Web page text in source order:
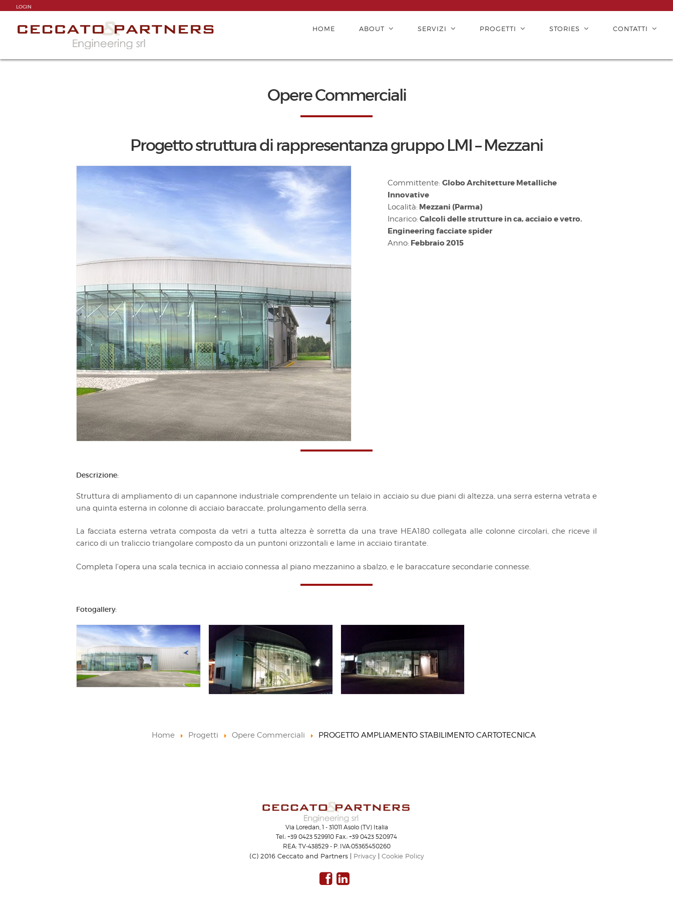
LOGIN
HOME ABOUT SERVIZI PROGETTI STORIES CONTATTI
Opere Commerciali
Progetto struttura di rappresentanza gruppo LMI – Mezzani
Committente: Globo Architetture Metalliche
Innovative
Località: Mezzani (Parma)
Incarico: Calcoli delle strutture in ca, acciaio e vetro.
Engineering facciate spider
Anno: Febbraio 2015
Descrizione:
Struttura di ampliamento di un capannone industriale comprendente un telaio in acciaio su due piani di altezza, una serra esterna vetrata e
una quinta esterna in colonne di acciaio baraccate, prolungamento della serra.
La facciata esterna vetrata composta da vetri a tutta altezza è sorretta da una trave HEA180 collegata alle colonne circolari, che riceve il
carico di un traliccio triangolare composto da un puntoni orizzontali e lame in acciaio tirantate.
Completa l'opera una scala tecnica in acciaio connessa al piano mezzanino a sbalzo, e le baraccature secondarie connesse.
Fotogallery:
Home Progetti Opere Commerciali PROGETTO AMPLIAMENTO STABILIMENTO CARTOTECNICA
Via Loredan, 1 - 31011 Asolo (TV) Italia
Tel.: +39 0423 529910 Fax.: +39 0423 520974
REA: TV-438529 - P. IVA:05365450260
(C) 2016 Ceccato and Partners | Privacy| Cookie Policy